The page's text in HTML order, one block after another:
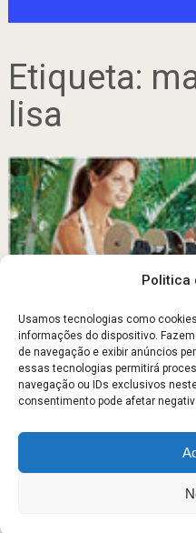
Politica
Usamos tecnologias como
informações do dispositivo.
de navegação e exibir anúncios
essas tecnologias permitirá
navegação ou IDs exclusivos
consentimento pode afetar
Etiqueta:
lisa
A ciência da musculação
Agosto 17, 2011
Escola Fitness